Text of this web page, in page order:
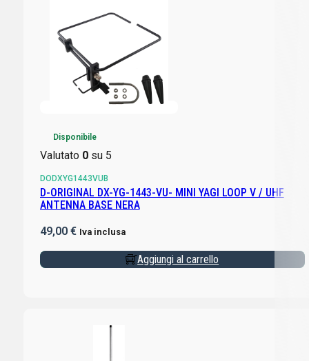
Disponibile
Valutato 0su 5
DODXYG1443VUB
D-ORIGINAL DX-YG-1443-VU- MINI YAGI LOOP V / UHF
ANTENNA BASE NERA
49,00 € Iva inclusa
Aggiungi al carrello